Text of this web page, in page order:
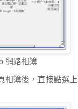
網路相簿
相簿後，直接點選